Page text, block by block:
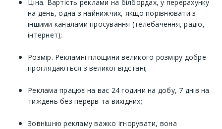
Ціна. Вартість реклами на білбордах, у перерахунку
на день, одна з найнижчих, якщо порівнювати з
іншими каналами просування (телебачення, радіо,
інтернет);
Розмір. Рекламні площини великого розміру добре
проглядаються з великої відстані;
Реклама працює на вас 24 години на добу, 7 днів на
тиждень без перерв та вихідних;
Зовнішню рекламу важко ігнорувати, вона